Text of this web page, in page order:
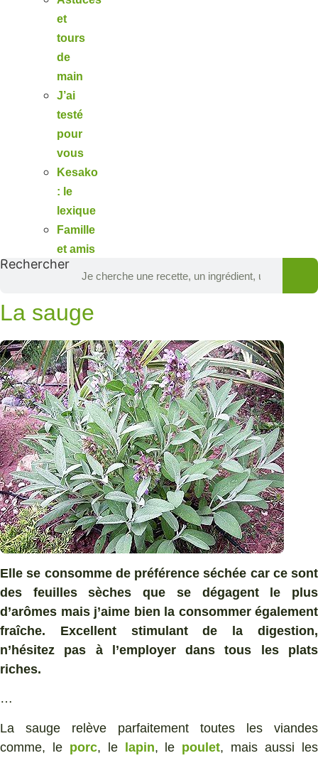
et
tours
de
main
J’ai
testé
pour
vous
Kesako
: le
lexique
Famille
et amis
Rechercher
La sauge
Elle se consomme de préférence séchée car ce sont
des feuilles sèches que se dégagent le plus
d’arômes mais j’aime bien la consommer également
fraîche. Excellent stimulant de la digestion,
n’hésitez pas à l’employer dans tous les plats
riches.
…
La sauge relève parfaitement toutes les viandes
comme, le porc, le lapin, le poulet, mais aussi les